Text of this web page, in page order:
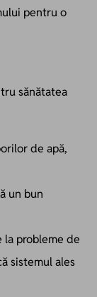
pentru o
sănătatea
de apă,
un bun
la probleme de
sistemul ales